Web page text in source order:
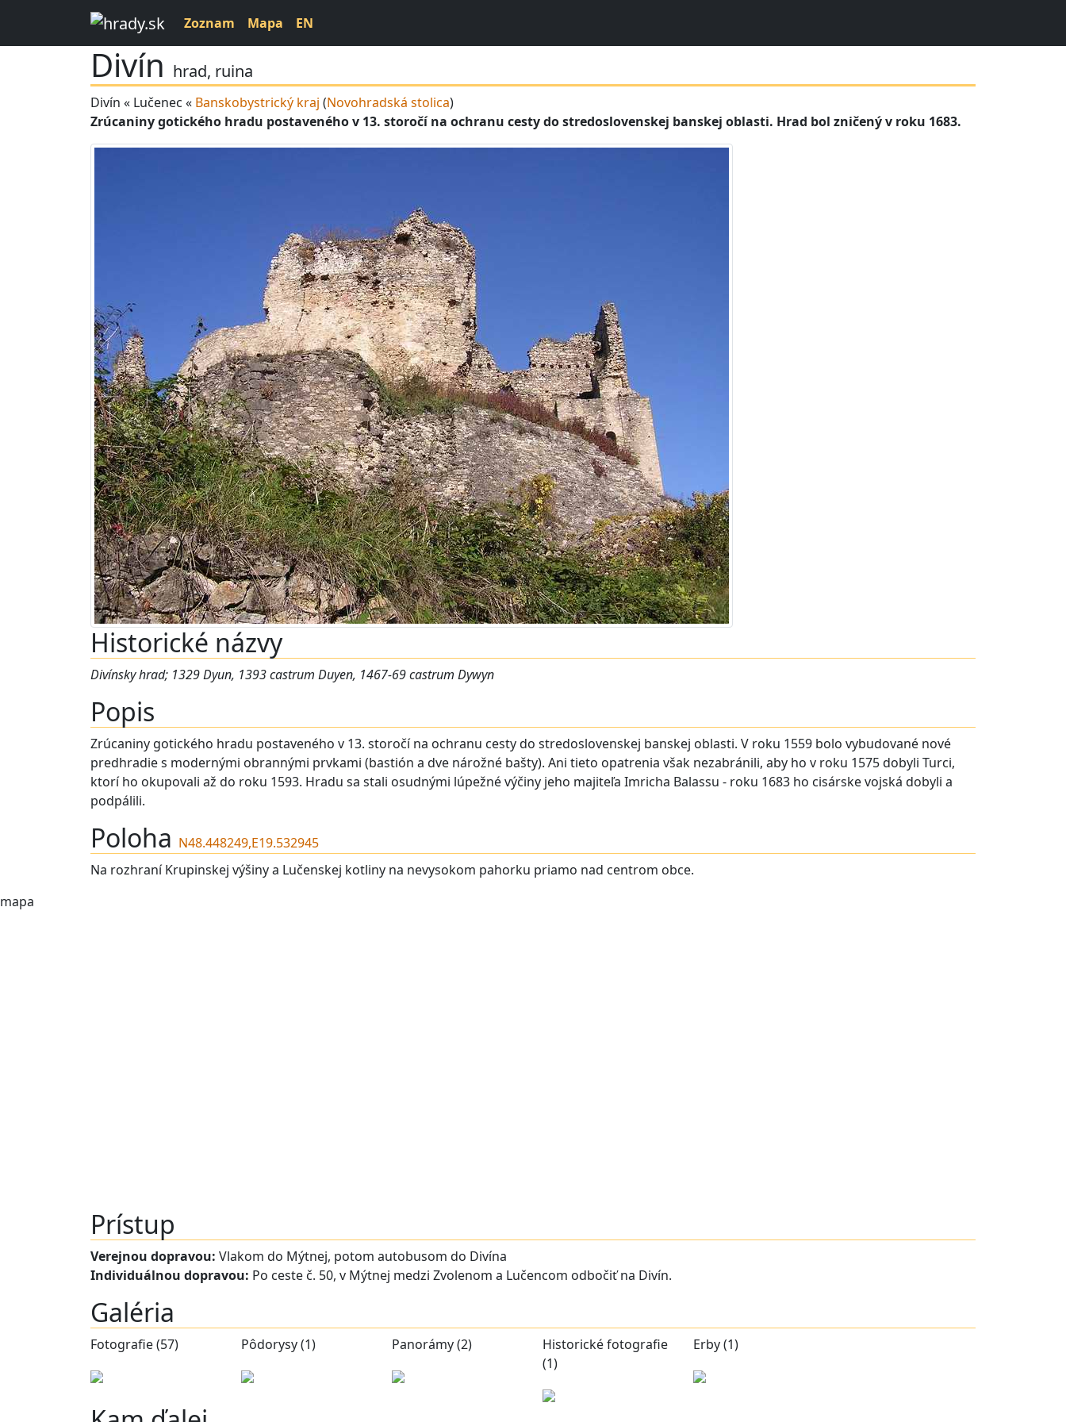
Zoznam Mapa EN
Divín hrad, ruina
Divín « Lučenec « Banskobystrický kraj (Novohradská stolica)
Zrúcaniny gotického hradu postaveného v 13. storočí na ochranu cesty do stredoslovenskej banskej oblasti. Hrad bol zničený v roku 1683.
Historické názvy
Divínsky hrad; 1329 Dyun, 1393 castrum Duyen, 1467-69 castrum Dywyn
Popis
Zrúcaniny gotického hradu postaveného v 13. storočí na ochranu cesty do stredoslovenskej banskej oblasti. V roku 1559 bolo vybudované nové
predhradie s modernými obrannými prvkami (bastión a dve nárožné bašty). Ani tieto opatrenia však nezabránili, aby ho v roku 1575 dobyli Turci,
ktorí ho okupovali až do roku 1593. Hradu sa stali osudnými lúpežné výčiny jeho majiteľa Imricha Balassu - roku 1683 ho cisárske vojská dobyli a
podpálili.
Poloha N48.448249,E19.532945
Na rozhraní Krupinskej výšiny a Lučenskej kotliny na nevysokom pahorku priamo nad centrom obce.
mapa
Prístup
Verejnou dopravou: Vlakom do Mýtnej, potom autobusom do Divína
Individuálnou dopravou: Po ceste č. 50, v Mýtnej medzi Zvolenom a Lučencom odbočiť na Divín.
Galéria
Fotografie (57) Pôdorysy (1) Panorámy (2)
Historické fotografie
(1)
Erby (1)